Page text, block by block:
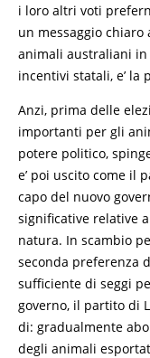
i loro altri voti
un messaggio chiaro
animali australiani in
incentivi statali, e’ la
Anzi, prima delle
importanti per gli
potere politico,
e’ poi uscito come il
capo del nuovo
significative relative
natura. In scambio
seconda preferenza
sufficiente di seggi
governo, il partito di
di: gradualmente
degli animali